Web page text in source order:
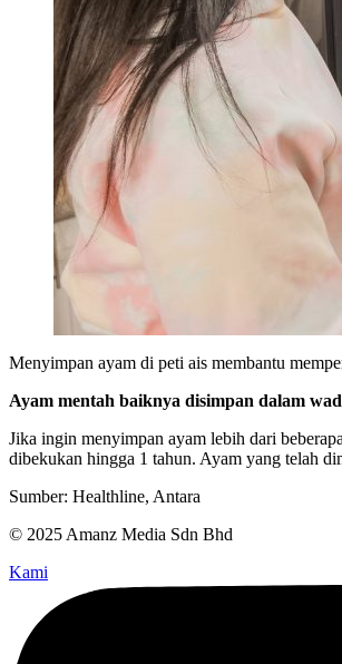
Menyimpan ayam di peti ais membantu
Ayam mentah baiknya disimpan dalam
Jika ingin menyimpan ayam lebih dari
dibekukan hingga 1 tahun. Ayam yang telah
Sumber: Healthline, Antara
© 2025 Amanz Media Sdn Bhd
Kami